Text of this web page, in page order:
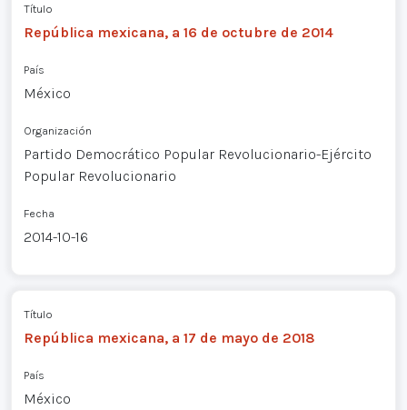
Título
República mexicana, a 16 de octubre de 2014
País
México
Organización
Partido Democrático Popular Revolucionario-Ejército
Popular Revolucionario
Fecha
2014-10-16
Título
República mexicana, a 17 de mayo de 2018
País
México